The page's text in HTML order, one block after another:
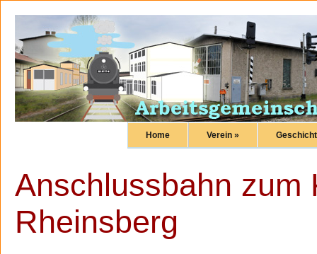
Home Verein »
Anschlussbahn zum
Rheinsberg